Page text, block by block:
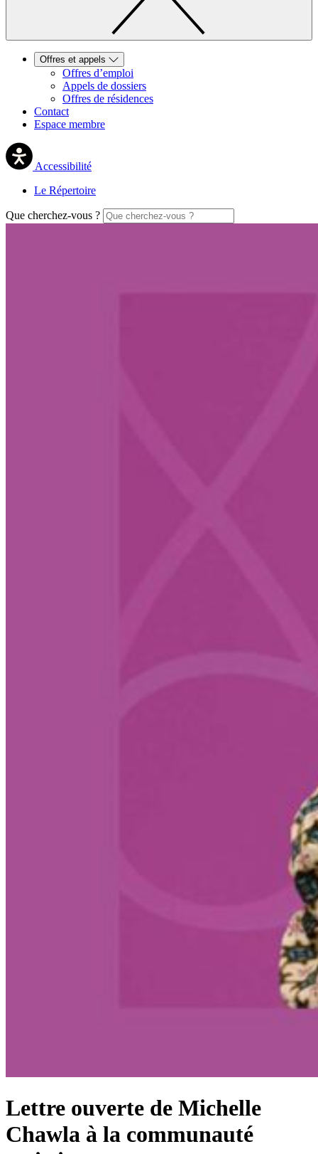
Offres et appels
Offres d’emploi
Appels de dossiers
Offres de résidences
Contact
Espace membre
Accessibilité
Le Répertoire
Que cherchez-vous ?
Lettre ouverte de Michelle
Chawla à la communauté